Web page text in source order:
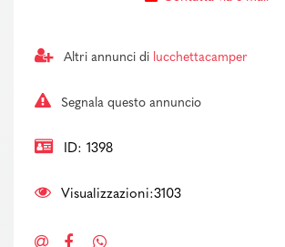
Altri annunci di lucchettacamper
Segnala questo annuncio
ID: 1398
Visualizzazioni:3103